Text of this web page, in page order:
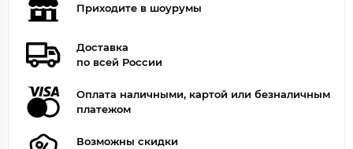
Приходите в шоурумы
Доставка
по всей России
Оплата наличными, картой или безналичным
платежом
Возможны скидки